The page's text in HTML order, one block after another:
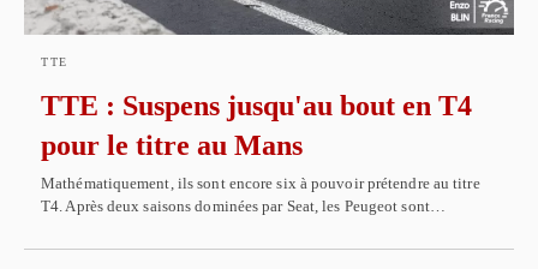
TTE
TTE : Suspens jusqu'au bout en T4
pour le titre au Mans
Mathématiquement, ils sont encore six à pouvoir prétendre au titre
T4. Après deux saisons dominées par Seat, les Peugeot sont…